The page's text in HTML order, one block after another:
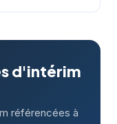
d'intérim
référencées à